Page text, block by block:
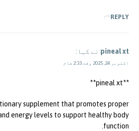
REPLY
pineal xt نے کہا:
اکتوبر 24, 2025 وقت 2:33 شام
**pineal xt**
supplement that promotes proper
energy levels to support healthy body
function.